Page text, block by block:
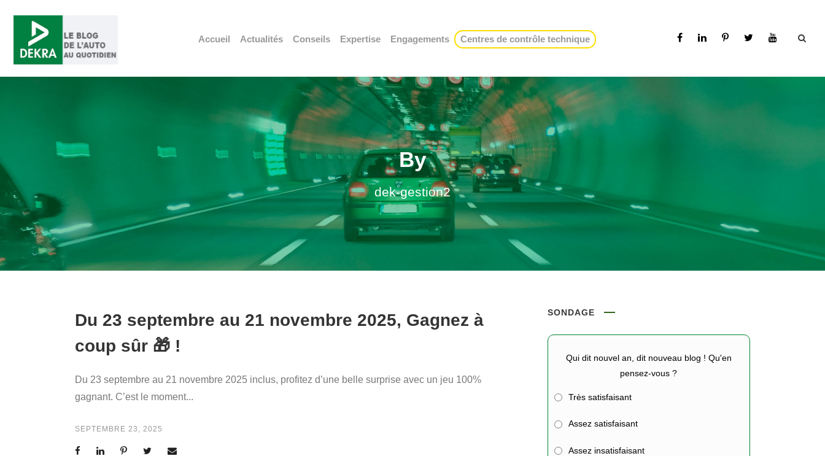
Accueil Actualités Conseils Expertise Engagements Centres de contrôle technique
By
dek-gestion2
Du 23 septembre au 21 novembre 2025, Gagnez à
coup sûr 🎁 !
Du 23 septembre au 21 novembre 2025 inclus, profitez d’une belle surprise avec un jeu 100%
gagnant. C’est le moment...
SEPTEMBRE 23, 2025
SONDAGE
Qui dit nouvel an, dit nouveau blog ! Qu'en
pensez-vous ?
Très satisfaisant
Assez satisfaisant
Assez insatisfaisant